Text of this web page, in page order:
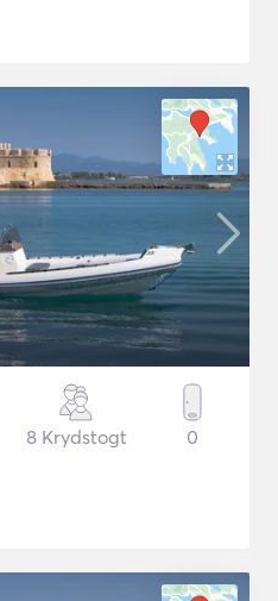
8 Krydstogt 0